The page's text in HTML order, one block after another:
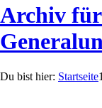
Archiv
Du bist hier: Startseite1